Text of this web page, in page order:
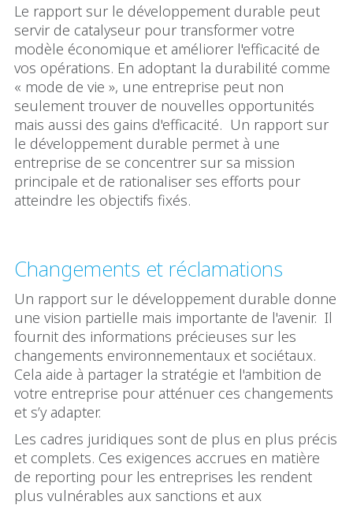
Le rapport sur le développement durable peut
servir de catalyseur pour transformer votre
modèle économique et améliorer l'efficacité de
vos opérations. En adoptant la durabilité comme
« mode de vie », une entreprise peut non
seulement trouver de nouvelles opportunités
mais aussi des gains d'efficacité. Un rapport sur
le développement durable permet à une
entreprise de se concentrer sur sa mission
principale et de rationaliser ses efforts pour
atteindre les objectifs fixés.
Changements et réclamations
Un rapport sur le développement durable donne
une vision partielle mais importante de l'avenir. Il
fournit des informations précieuses sur les
changements environnementaux et sociétaux.
Cela aide à partager la stratégie et l'ambition de
votre entreprise pour atténuer ces changements
et s’y adapter.
Les cadres juridiques sont de plus en plus précis
et complets. Ces exigences accrues en matière
de reporting pour les entreprises les rendent
plus vulnérables aux sanctions et aux